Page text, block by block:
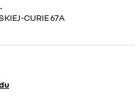
CURIE 67A